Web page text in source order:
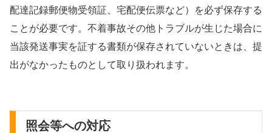
配達記録郵便物受領証、宅配便伝票など）を必ず保存する
ことが必要です。不着事故その他トラブルが生じた場合に
当該発送事実を証する書類が保存されていないときは、提
出がなかったものとして取り扱われます。
照会等への対応